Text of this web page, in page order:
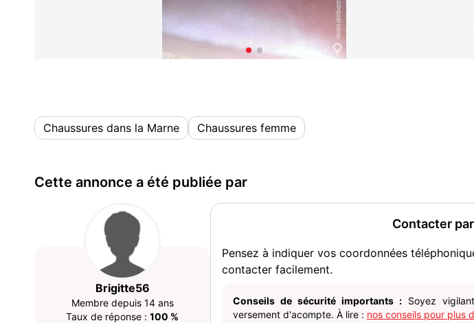
Chaussures dans la Marne Chaussures femme
Cette annonce a été publiée par
Brigitte56
Membre depuis 14 ans
Taux de réponse : 100 %
Contacter
Pensez à indiquer vos coordonnées
contacter facilement.
Conseils de sécurité importants : Soyez
versement d'acompte. À lire : nos conseils pour plus